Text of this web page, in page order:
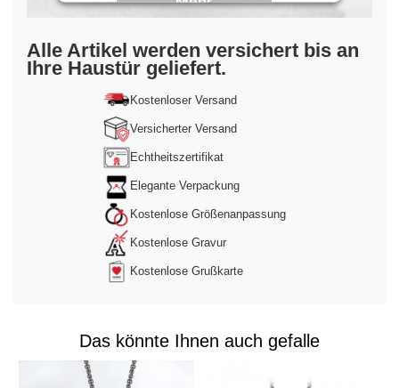
Informationen
Akzeptieren
powered byUsercentrics Consent
Management Platform&Trusted Shops
Alle Artikel werden versichert bis an
Ihre Haustür geliefert.
Kostenloser Versand
Versicherter Versand
Echtheitszertifikat
Elegante Verpackung
Kostenlose Größenanpassung
Kostenlose Gravur
Kostenlose Grußkarte
Das könnte Ihnen auch gefalle